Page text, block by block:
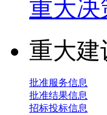
重大决
重大
批准服务信息
批准结果信息
招标投标信息